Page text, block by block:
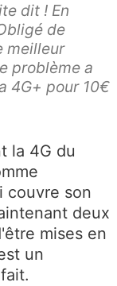
dit ! En
de
meilleur
problème a
4G+ pour 10€
la 4G du
couvre son
deux
mises en
un